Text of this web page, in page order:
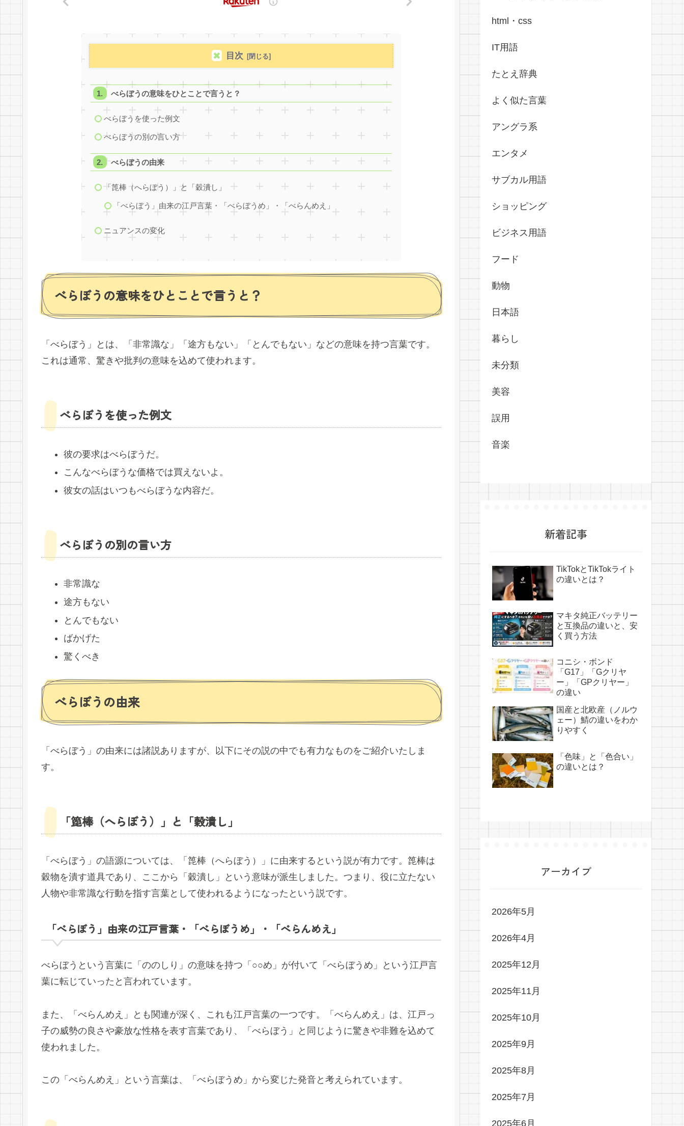
目次
べらぼうの意味をひとことで言うと？
べらぼうを使った例文
べらぼうの別の言い方
べらぼうの由来
「箆棒（へらぼう）」と「穀潰し」
「べらぼう」由来の江戸言葉・「べらぼうめ」・「べらんめえ」
ニュアンスの変化
べらぼうの意味をひとことで言うと？
「べらぼう」とは、「非常識な」「途方もない」「とんでもない」などの意味を持つ言葉です。
これは通常、驚きや批判の意味を込めて使われます。
べらぼうを使った例文
彼の要求はべらぼうだ。
こんなべらぼうな価格では買えないよ。
彼女の話はいつもべらぼうな内容だ。
べらぼうの別の言い方
非常識な
途方もない
とんでもない
ばかげた
驚くべき
べらぼうの由来
「べらぼう」の由来には諸説ありますが、以下にその説の中でも有力なものをご紹介いたしま
す。
「箆棒（へらぼう）」と「穀潰し」
「べらぼう」の語源については、「箆棒（へらぼう）」に由来するという説が有力です。箆棒は
穀物を潰す道具であり、ここから「穀潰し」という意味が派生しました。つまり、役に立たない
人物や非常識な行動を指す言葉として使われるようになったという説です。
「べらぼう」由来の江戸言葉・「べらぼうめ」・「べらんめえ」
べらぼうという言葉に「ののしり」の意味を持つ「○○め」が付いて「べらぼうめ」という江戸言
葉に転じていったと言われています。
また、「べらんめえ」とも関連が深く、これも江戸言葉の一つです。「べらんめえ」は、江戸っ
子の威勢の良さや豪放な性格を表す言葉であり、「べらぼう」と同じように驚きや非難を込めて
使われました。
この「べらんめえ」という言葉は、「べらぼうめ」から変じた発音と考えられています。
html・css
IT用語
たとえ辞典
よく似た言葉
アングラ系
エンタメ
サブカル用語
ショッピング
ビジネス用語
フード
動物
日本語
暮らし
未分類
美容
誤用
音楽
新着記事
TikTokとTikTokライト
の違いとは？
マキタ純正バッテリー
と互換品の違いと、安
く買う方法
コニシ・ボンド
「G17」「Gクリヤ
ー」「GPクリヤー」
の違い
国産と北欧産（ノルウ
ェー）鯖の違いをわか
りやすく
「色味」と「色合い」
の違いとは？
アーカイブ
2026年5月
2026年4月
2025年12月
2025年11月
2025年10月
2025年9月
2025年8月
2025年7月
2025年6月